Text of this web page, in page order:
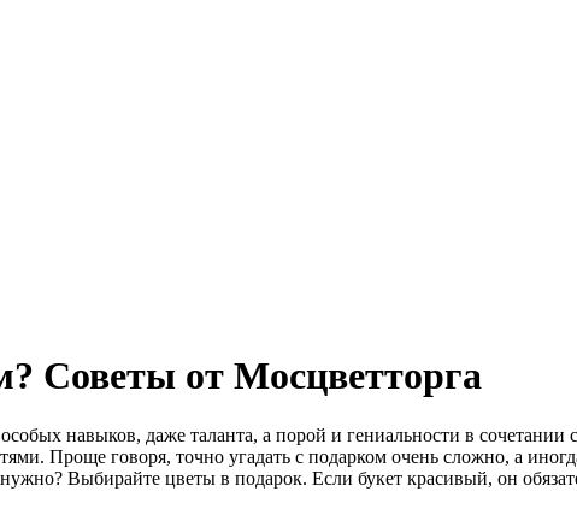
Советы от Мосцветторга
навыков, даже таланта, а порой и гениальности в сочетании
Проще говоря, точно угадать с подарком очень сложно, а
Выбирайте цветы в подарок. Если букет красивый, он